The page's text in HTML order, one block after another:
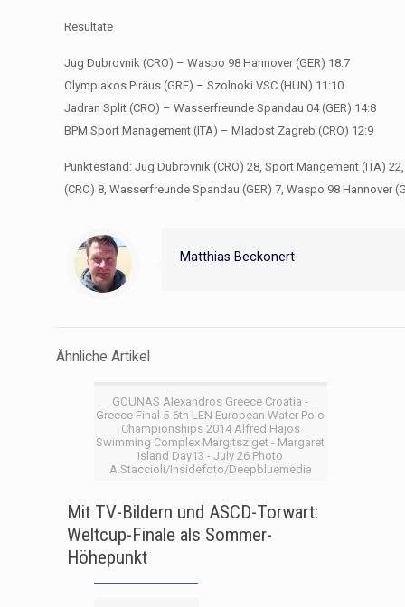
Resultate
Jug Dubrovnik (CRO) – Waspo 98 Hannover (GER) 18:7
Olympiakos Piräus (GRE) – Szolnoki VSC (HUN) 11:10
Jadran Split (CRO) – Wasserfreunde Spandau 04 (GER) 14:8
BPM Sport Management (ITA) – Mladost Zagreb (CRO) 12:9
Punktestand: Jug Dubrovnik (CRO) 28, Sport Mangement (ITA)
(CRO) 8, Wasserfreunde Spandau (GER) 7, Waspo 98 Hannover
Matthias Beckonert
Ähnliche Artikel
GOUNAS Alexandros Greece Croatia -
Greece Final 5-6th LEN European Water Polo
Championships 2014 Alfred Hajos
Swimming Complex Margitsziget - Margaret
Island Day13 - July 26 Photo
A.Staccioli/Insidefoto/Deepbluemedia
Mit TV-Bildern und ASCD-Torwart:
Weltcup-Finale als Sommer-
Höhepunkt